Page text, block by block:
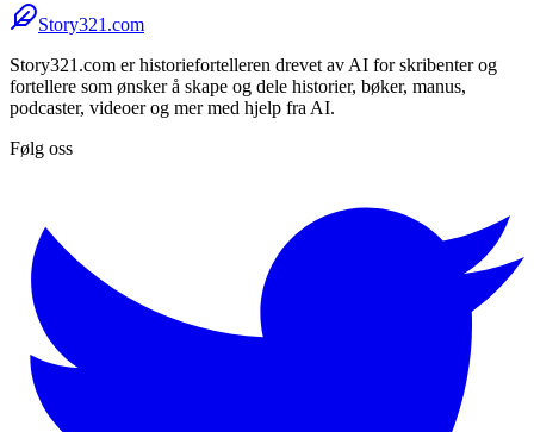
Story321.com
Story321.com er historiefortelleren drevet av AI for skribenter og
fortellere som ønsker å skape og dele historier, bøker, manus,
podcaster, videoer og mer med hjelp fra AI.
Følg oss